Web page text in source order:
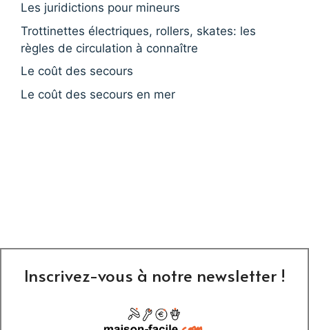
Les juridictions pour mineurs
Trottinettes électriques, rollers, skates: les
règles de circulation à connaître
Le coût des secours
Le coût des secours en mer
Inscrivez-vous à notre newsletter !